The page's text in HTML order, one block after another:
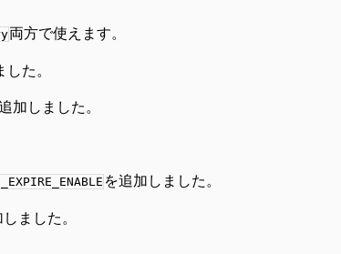
両方で使えます。
た。
加しました。
を追加しました。
ました。